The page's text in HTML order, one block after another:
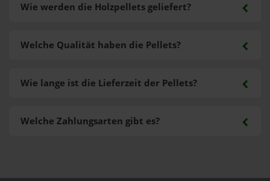
Wie werden die Holzpellets geliefert?
Welche Zahlungsarten gibt es?
Welche Qualität haben die Pellets?
Wie lange ist die Lieferzeit der Pellets?